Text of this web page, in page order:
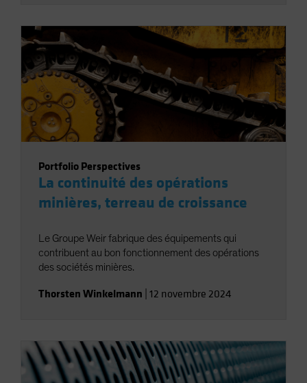
Portfolio Perspectives
La continuité des opérations
minières, terreau de croissance
Le Groupe Weir fabrique des équipements qui
contribuent au bon fonctionnement des opérations
des sociétés minières.
Thorsten Winkelmann 12 novembre 2024